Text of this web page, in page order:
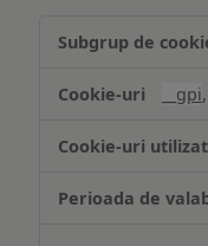
țintită
__gpi,